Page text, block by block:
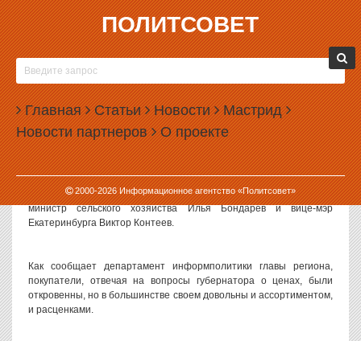
ПОЛИТСОВЕТ
Главная Статьи Новости Мастрид
Новости партнеров О проекте
2000-2026Информационное агентство «Политсовет»
28.09.2010, 12:29
СВЕРДЛОВСКИЙ ГУБЕРНАТОР АЛЕКСАНДР
МИШАРИН ЗАНЯЛСЯ РЕКЛАМОЙ КОЗЬЕГО
МОЛОКА
Свердловский губернатор Александр Мишарин продолжает
изучать жизнь простых людей в условиях роста цен. Сегодня он
посетил магазины «Карусель», «Монетка» и «Кировский»,
работающие в Пионерском поселке. Сопровождали главу
региона профильные министр торговли Дмитрий Ноженко,
министр сельского хозяйства Илья Бондарев и вице-мэр
Екатеринбурга Виктор Контеев.
Как сообщает департамент информполитики главы региона,
покупатели, отвечая на вопросы губернатора о ценах, были
откровенны, но в большинстве своем довольны и ассортиментом,
и расценками.